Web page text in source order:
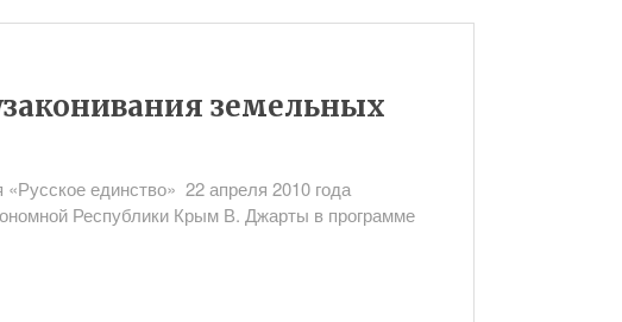
земельных
единство» 22 апреля 2010 года
Республики Крым В. Джарты в программе